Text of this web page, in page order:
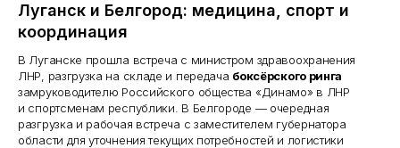
Луганск и Белгород: медицина, спорт и
координация
В Луганске прошла встреча с министром здравоохранения
ЛНР, разгрузка на складе и передача боксёрского ринга
замруководителю Российского общества «Динамо» в ЛНР
и спортсменам республики. В Белгороде — очередная
разгрузка и рабочая встреча с заместителем губернатора
области для уточнения текущих потребностей и логистики
ВКонтакте
РБК
Помощь СВО
ХК Предприниматель
Мероприятия
СМИ